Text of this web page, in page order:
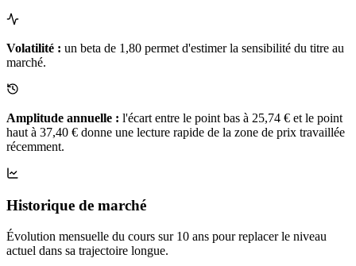
Volatilité : un beta de 1,80 permet d'estimer la sensibilité du titre au
marché.
Amplitude annuelle : l'écart entre le point bas à 25,74 € et le point
haut à 37,40 € donne une lecture rapide de la zone de prix travaillée
récemment.
Historique de marché
Évolution mensuelle du cours sur 10 ans pour replacer le niveau
actuel dans sa trajectoire longue.